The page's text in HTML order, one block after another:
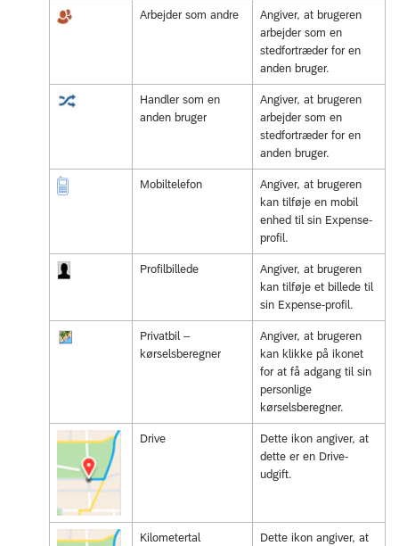
Arbejder som andre
Angiver, at brugeren
arbejder som en
stedfortræder for en
anden bruger.
Handler som en
anden bruger
Angiver, at brugeren
arbejder som en
stedfortræder for en
anden bruger.
Mobiltelefon
Angiver, at brugeren
kan tilføje en mobil
enhed til sin Expense-
profil.
Profilbillede
Angiver, at brugeren
kan tilføje et billede til
sin Expense-profil.
Privatbil –
kørselsberegner
Angiver, at brugeren
kan klikke på ikonet
for at få adgang til sin
personlige
kørselsberegner.
Drive
Dette ikon angiver, at
dette er en Drive-
udgift.
Kilometertal
Dette ikon angiver, at